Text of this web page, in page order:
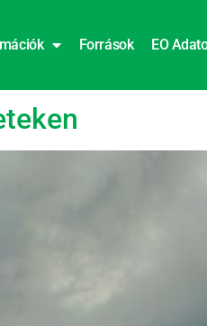
Források EO